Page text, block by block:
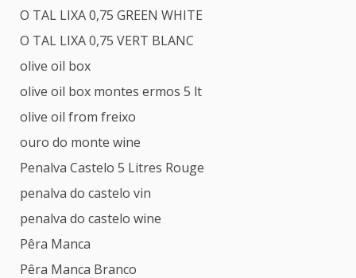
O TAL LIXA 0,75 GREEN WHITE
O TAL LIXA 0,75 VERT BLANC
olive oil box
olive oil box montes ermos 5 lt
olive oil from freixo
ouro do monte wine
Penalva Castelo 5 Litres Rouge
penalva do castelo vin
penalva do castelo wine
Pêra Manca
Pêra Manca Branco